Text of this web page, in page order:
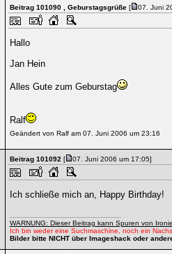
Beitrag 101090 , Geburstagsgrüße[ 07. Juni
Hallo
Jan Hein
Alles Gute zum Geburstag
Ralf
Geändert von Ralf am 07. Juni 2006 um 23:16
Beitrag 101092[ 07. Juni 2006 um 17:05]
Ich schließe mich an, Happy Birthday!
WARNUNG: Dieser Beitrag kann Spuren von
Ich bin weder eine Suchmaschine, noch ein
Bilder bitte NICHT über Imageshack oder